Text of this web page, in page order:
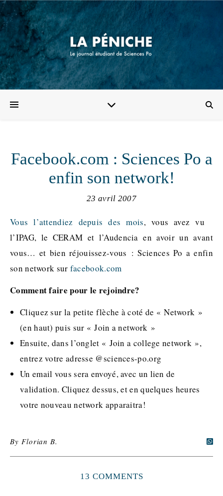
Facebook.com : Sciences Po a
enfin son network!
23 avril 2007
Vous l’attendiez depuis des mois, vous avez vu
l’IPAG, le CERAM et l’Audencia en avoir un avant
vous… et bien réjouissez-vous : Sciences Po a enfin
son network sur facebook.com
Comment faire pour le rejoindre?
Cliquez sur la petite flèche à coté de « Network »
(en haut) puis sur « Join a network »
Ensuite, dans l’onglet « Join a college network »,
entrez votre adresse @sciences-po.org
Un email vous sera envoyé, avec un lien de
validation. Cliquez dessus, et en quelques heures
votre nouveau network apparaitra!
ByFlorian B.
13 COMMENTS